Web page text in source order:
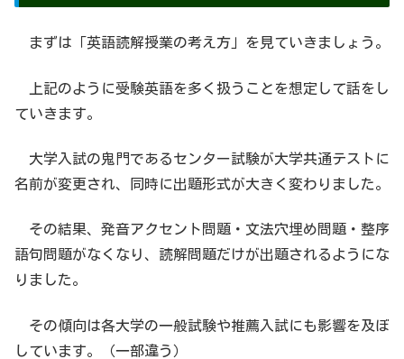
まずは「英語読解授業の考え方」を見ていきましょう。
上記のように受験英語を多く扱うことを想定して話をし
ていきます。
大学入試の鬼門であるセンター試験が大学共通テストに
名前が変更され、同時に出題形式が大きく変わりました。
その結果、発音アクセント問題・文法穴埋め問題・整序
語句問題がなくなり、読解問題だけが出題されるようにな
りました。
その傾向は各大学の一般試験や推薦入試にも影響を及ぼ
しています。（一部違う）